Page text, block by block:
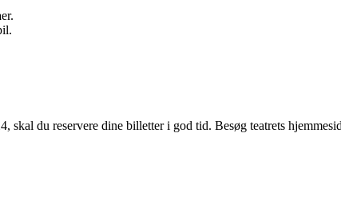
du reservere dine billetter i god tid. Besøg teatrets